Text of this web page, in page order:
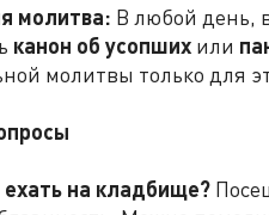
молитва: В любой день,
канон об усопших или
молитвы только для
на кладбище?